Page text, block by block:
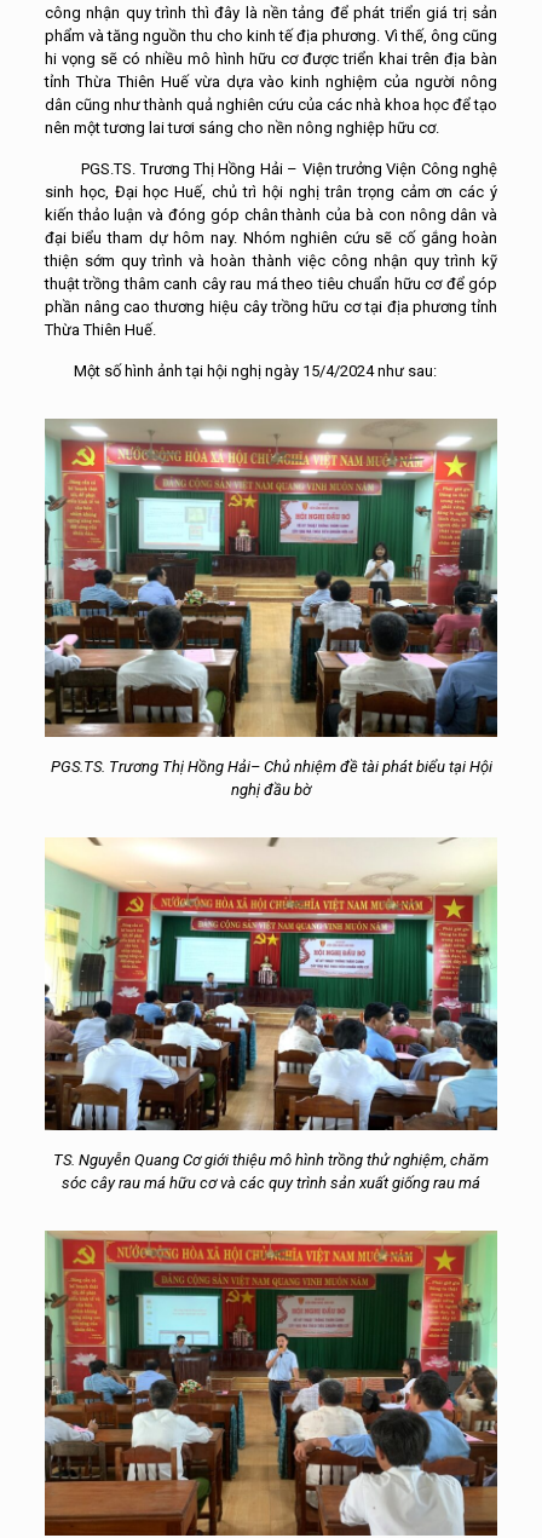
công nhận quy trình thì đây là nền tảng để phát triển giá trị sản
phẩm và tăng nguồn thu cho kinh tế địa phương. Vì thế, ông cũng
hi vọng sẽ có nhiều mô hình hữu cơ được triển khai trên địa bàn
tỉnh Thừa Thiên Huế vừa dựa vào kinh nghiệm của người nông
dân cũng như thành quả nghiên cứu của các nhà khoa học để tạo
nên một tương lai tươi sáng cho nền nông nghiệp hữu cơ.
PGS.TS. Trương Thị Hồng Hải – Viện trưởng Viện Công nghệ
sinh học, Đại học Huế, chủ trì hội nghị trân trọng cảm ơn các ý
kiến thảo luận và đóng góp chân thành của bà con nông dân và
đại biểu tham dự hôm nay. Nhóm nghiên cứu sẽ cố gắng hoàn
thiện sớm quy trình và hoàn thành việc công nhận quy trình kỹ
thuật trồng thâm canh cây rau má theo tiêu chuẩn hữu cơ để góp
phần nâng cao thương hiệu cây trồng hữu cơ tại địa phương tỉnh
Thừa Thiên Huế.
Một số hình ảnh tại hội nghị ngày 15/4/2024 như sau:
PGS.TS. Trương Thị Hồng Hải– Chủ nhiệm đề tài phát biểu tại Hội
nghị đầu bờ
TS. Nguyễn Quang Cơ giới thiệu mô hình trồng thử nghiệm, chăm
sóc cây rau má hữu cơ và các quy trình sản xuất giống rau má